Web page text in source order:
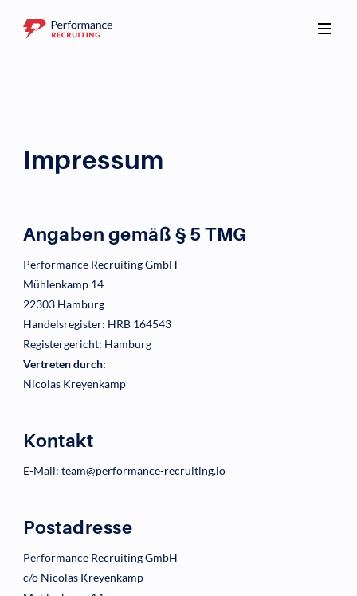
Impressum
Angaben gemäß § 5 TMG
Performance Recruiting GmbH
Mühlenkamp 14
22303 Hamburg
Handelsregister: HRB 164543
Registergericht: Hamburg
Vertreten durch:
Nicolas Kreyenkamp
Kontakt
E-Mail:team@performance-recruiting.io
Postadresse
Performance Recruiting GmbH
c/o Nicolas Kreyenkamp